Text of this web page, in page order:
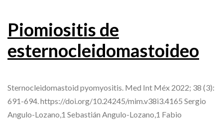
Piomiositis de
esternocleidomastoideo
Sternocleidomastoid pyomyositis. Med Int Méx 2022; 38 (3):
691-694. https://doi.org/10.24245/mim.v38i3.4165 Sergio
Angulo-Lozano,1 Sebastián Angulo-Lozano,1 Fabio